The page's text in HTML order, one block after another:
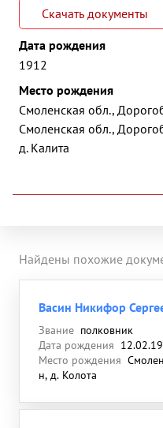
Скачать документы
Дата рождения
1912
Место рождения
Смоленская обл.,
Смоленская обл.,
д. Калита
Найдены похожие
Васин Никифор
Звание полковник
Дата рождения
Место рождения
н, д. Колота